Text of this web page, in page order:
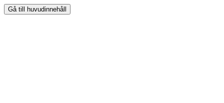
Gå till huvudinnehåll